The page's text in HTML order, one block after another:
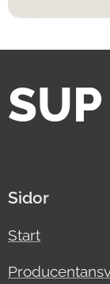
Sidor
Start